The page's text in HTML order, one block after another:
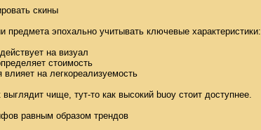
скины
предмета эпохально учитывать ключевые характеристики:
на визуал
стоимость
влияет на легкореализуемость
чище, тут-то как высокий buoy стоит доступнее.
равным образом трендов